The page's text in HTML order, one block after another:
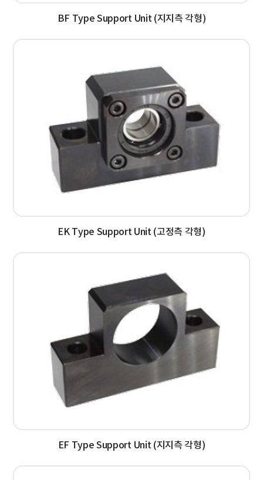
BF Type Support Unit (지지측 각형)
EK Type Support Unit (고정측 각형)
EF Type Support Unit (지지측 각형)